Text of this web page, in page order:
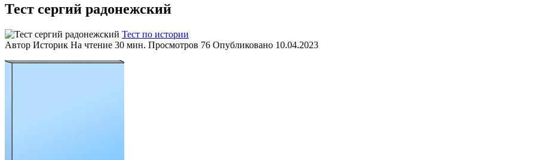
Тест сергий радонежский
Тест по истории
Автор Историк На чтение 30 мин. Просмотров 76 Опубликовано 10.04.2023